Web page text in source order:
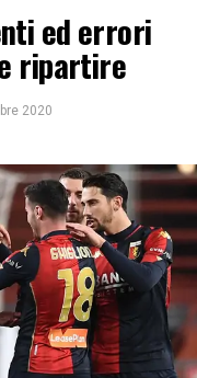
ed errori
ripartire
2020